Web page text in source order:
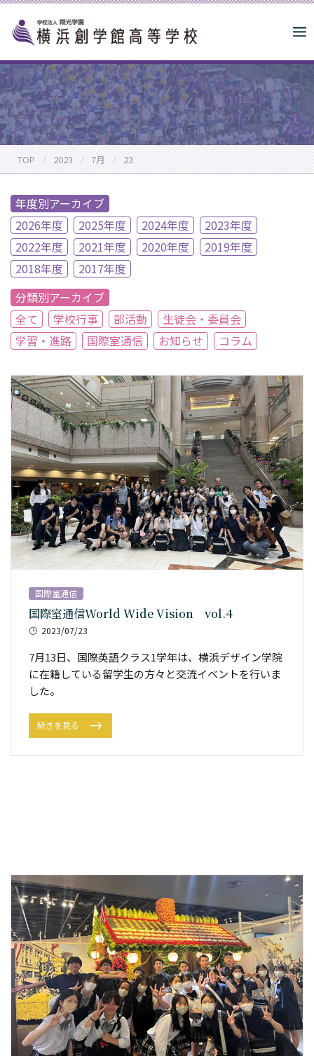
p
t
o
c
o
n
TOP 2023 7月 23
年度別アーカイブ
2026年度
2025年度 2024年度
2023年度
2022年度
2021年度 2020年度
2019年度
2018年度
2017年度
分類別アーカイブ
全て
学校行事 部活動
生徒会・委員会
学習・進路
国際室通信 お知らせ コラム
国際室通信
国際室通信World Wide Vision vol.4
2023/07/23
7月13日、国際英語クラス1学年は、横浜デザイン学院
に在籍している留学生の方々と交流イベントを行いま
した。
続きを見る